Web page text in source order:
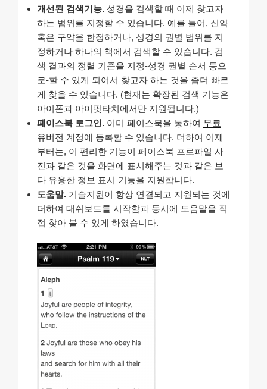
개선된 검색기능. 성경을 검색할 때 이제 찾고자
하는 범위를 지정할 수 있습니다. 예를 들어, 신약
혹은 구약을 한정하거나, 성경의 권별 범위를 지
정하거나 하나의 책에서 검색할 수 있습니다. 검
색 결과의 정렬 기준을 지정-성경 권별 순서 등으
로-할 수 있게 되어서 찾고자 하는 것을 좀더 빠르
게 찾을 수 있습니다. (현재는 확장된 검색 기능은
아이폰과 아이팟타치에서만 지원됩니다.)
페이스북 로그인. 이미 페이스북을 통하여 무료
유버전 계정에 등록할 수 있습니다. 더하여 이제
부터는, 이 편리한 기능이 페이스북 프로파일 사
진과 같은 것을 화면에 표시해주는 것과 같은 보
다 유용한 정보 표시 기능을 지원합니다.
도움말. 기술지원이 항상 연결되고 지원되는 것에
더하여 대쉬보드를 시작함과 동시에 도움말을 직
접 찾아 볼 수 있게 하였습니다.